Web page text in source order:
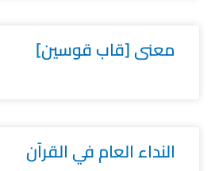
معنى [قاب قوسين]
النداء العام في القرآن